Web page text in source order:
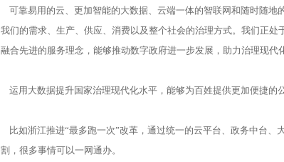
可靠易用的云、更加智能的大数据、云端一体的智联网和随时随地
我们的需求、生产、供应、消费以及整个社会的治理方式。我们正
融合先进的服务理念，能够推动数字政府进一步发展，助力治理现代
运用大数据提升国家治理现代化水平，能够为百姓提供更加便捷的
比如浙江推进“最多跑一次”改革，通过统一的云平台、政务中台、
割，很多事情可以一网通办。